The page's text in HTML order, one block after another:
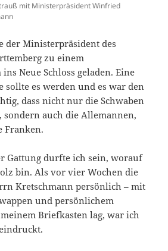
mit Ministerpräsident Winfried
der Ministerpräsident des
zu einem
Neue Schloss geladen. Eine
sollte es werden und es war den
dass nicht nur die Schwaben
sondern auch die Allemannen,
Franken.
Gattung durfte ich sein, worauf
bin. Als vor vier Wochen die
Kretschmann persönlich – mit
und persönlichem
Briefkasten lag, war ich